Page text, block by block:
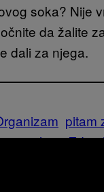
soka? Nije
da žalite
dali za njega.
pitam
welzijn
In Top Stories